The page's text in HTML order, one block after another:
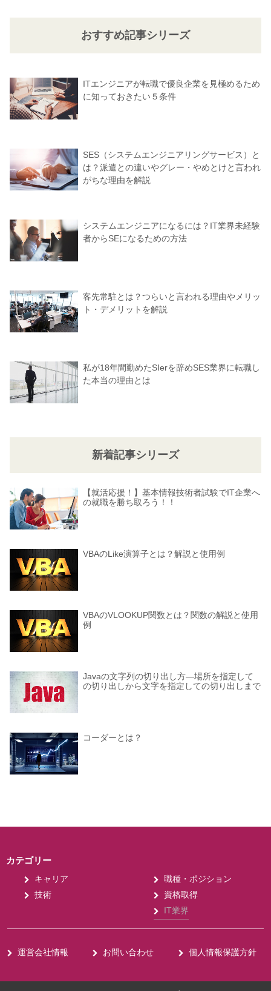
おすすめ記事シリーズ
ITエンジニアが転職で優良企業を見極めるため
に知っておきたい５条件
SES（システムエンジニアリングサービス）と
は？派遣との違いやグレー・やめとけと言われ
がちな理由を解説
システムエンジニアになるには？IT業界未経験
者からSEになるための方法
客先常駐とは？つらいと言われる理由やメリッ
ト・デメリットを解説
私が18年間勤めたSIerを辞めSES業界に転職し
た本当の理由とは
新着記事シリーズ
【就活応援！】基本情報技術者試験でIT企業へ
の就職を勝ち取ろう！！
VBAのLike演算子とは？解説と使用例
VBAのVLOOKUP関数とは？関数の解説と使用
例
Javaの文字列の切り出し方―場所を指定して
の切り出しから文字を指定しての切り出しまで
コーダーとは？
カテゴリー
キャリア
職種・ポジション
技術
資格取得
IT業界
運営会社情報 お問い合わせ 個人情報保護方針